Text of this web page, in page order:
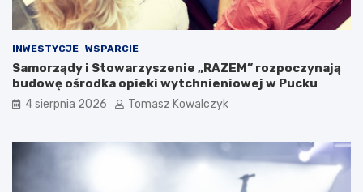
INWESTYCJE WSPARCIE
Samorządy i Stowarzyszenie „RAZEM” rozpoczynają
budowę ośrodka opieki wytchnieniowej w Pucku
4 sierpnia 2026 Tomasz Kowalczyk